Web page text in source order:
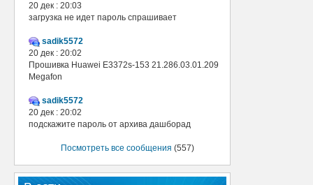
20 дек : 20:03
загрузка не идет пароль спрашивает
sadik5572
20 дек : 20:02
Прошивка Huawei E3372s-153 21.286.03.01.209
Megafon
sadik5572
20 дек : 20:02
подскажите пароль от архива дашборад
Посмотреть все сообщения (557)